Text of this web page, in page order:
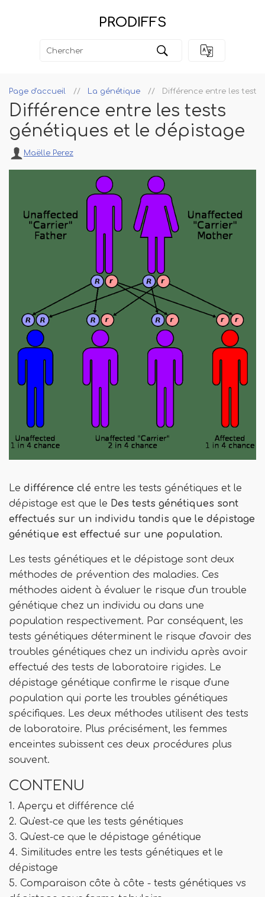
PRODIFFS
Page d'accueil La génétique Différence entre les
Différence entre les tests
génétiques et le dépistage
Maëlle Perez
Le différence clé entre les tests génétiques et le
dépistage est que le Des tests génétiques sont
effectués sur un individu tandis que le dépistage
génétique est effectué sur une population.
Les tests génétiques et le dépistage sont deux
méthodes de prévention des maladies. Ces
méthodes aident à évaluer le risque d'un trouble
génétique chez un individu ou dans une
population respectivement. Par conséquent, les
tests génétiques déterminent le risque d'avoir des
troubles génétiques chez un individu après avoir
effectué des tests de laboratoire rigides. Le
dépistage génétique confirme le risque d'une
population qui porte les troubles génétiques
spécifiques. Les deux méthodes utilisent des tests
de laboratoire. Plus précisément, les femmes
enceintes subissent ces deux procédures plus
souvent.
CONTENU
1. Aperçu et différence clé
2. Qu'est-ce que les tests génétiques
3. Qu'est-ce que le dépistage génétique
4. Similitudes entre les tests génétiques et le
dépistage
5. Comparaison côte à côte - tests génétiques vs